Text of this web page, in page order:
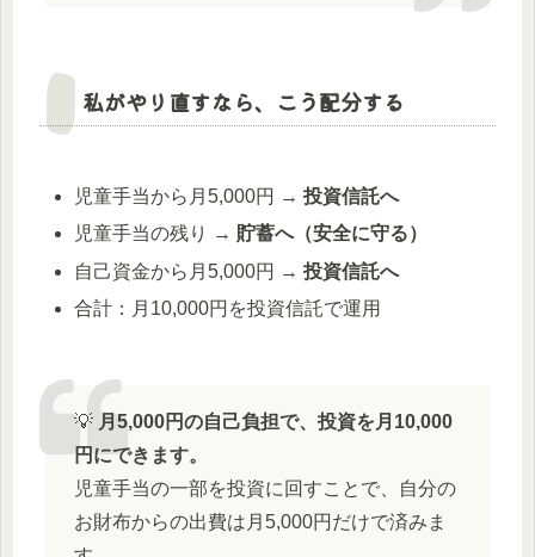
私がやり直すなら、こう配分する
児童手当から月5,000円 →投資信託へ
児童手当の残り → 貯蓄へ（安全に守る）
自己資金から月5,000円 →投資信託へ
合計：月10,000円を投資信託で運用
💡 月5,000円の自己負担で、投資を月10,000
円にできます。
児童手当の一部を投資に回すことで、自分の
お財布からの出費は月5,000円だけで済みま